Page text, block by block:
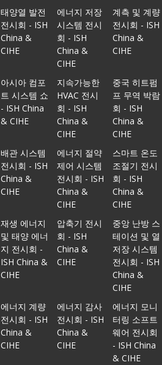
태양열 발전
전시회 - ISH
China &
CIHE
에너지 저장
시스템 전시
회 - ISH
China &
CIHE
계측 및 계량
전시회 - ISH
China &
CIHE
아시아 컴포
트 시스템 쇼
- ISH China
& CIHE
지속가능한
HVAC 전시
회 - ISH
China &
CIHE
중국 히트펌
프 무역 박람
회 - ISH
China &
CIHE
배관 시스템
전시회 - ISH
China &
CIHE
에너지 절약
제어 시스템
전시회 - ISH
China &
CIHE
스마트 온도
조절기 전시
회 - ISH
China &
CIHE
재생 에너지
및 태양 에너
지 전시회 -
ISH China &
CIHE
압축기 전시
회 - ISH
China &
CIHE
중앙 난방 스
테이션 및 열
저장 시스템
전시회 - ISH
China &
CIHE
에너지 계량
전시회 - ISH
China &
CIHE
에너지 감사
전시회 - ISH
China &
CIHE
에너지 모니
터링 소프트
웨어 전시회
- ISH China
& CIHE